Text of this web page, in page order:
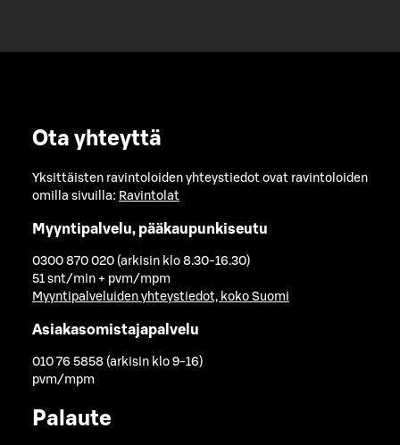
Ota yhteyttä
Yksittäisten ravintoloiden yhteystiedot ovat ravintoloiden
omilla sivuilla: Ravintolat
Myyntipalvelu, pääkaupunkiseutu
0300 870 020 (arkisin klo 8.30-16.30)
51 snt/min + pvm/mpm
Myyntipalveluiden yhteystiedot, koko Suomi
Asiakasomistajapalvelu
010 76 5858 (arkisin klo 9-16)
pvm/mpm
Palaute